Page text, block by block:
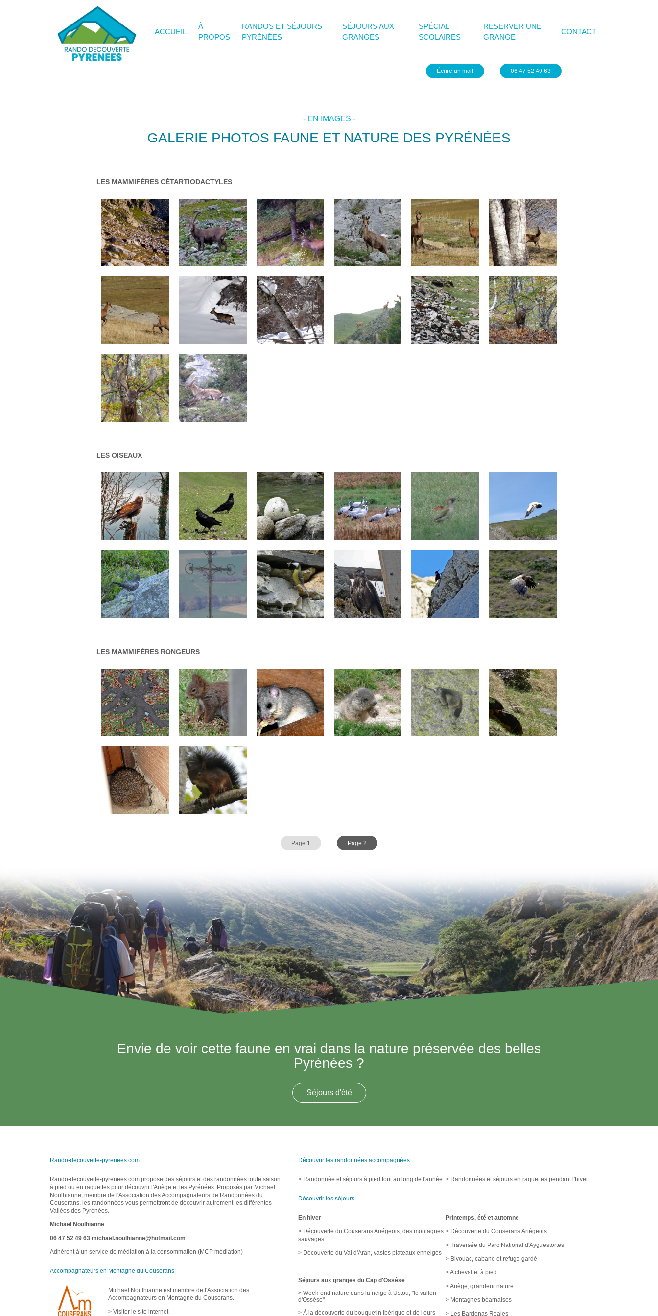
ACCUEIL
À
PROPOS
RANDOS ET SÉJOURS
PYRÉNÉES
SÉJOURS AUX
GRANGES
SPÉCIAL
SCOLAIRES
RESERVER UNE
GRANGE
CONTACT
Écrire un mail 06 47 52 49 63
- EN IMAGES -
GALERIE PHOTOS FAUNE ET NATURE DES PYRÉNÉES
LES MAMMIFÈRES CÉTARTIODACTYLES
LES OISEAUX
LES MAMMIFÈRES RONGEURS
Page 1 Page 2
Envie de voir cette faune en vrai dans la nature préservée des belles
Pyrénées ?
Séjours d'été
Rando-decouverte-pyrenees.com
Rando-decouverte-pyrenees.com propose des séjours et des randonnées toute saison
à pied ou en raquettes pour découvrir l'Ariège et les Pyrénées. Proposés par Michael
Noulhianne, membre de l'Association des Accompagnateurs de Randonnées du
Couserans, les randonnées vous permettront de découvrir autrement les différentes
Vallées des Pyrénées.
Michael Noulhianne
06 47 52 49 63 michael.noulhianne@hotmail.com
Adhérent à un service de médiation à la consommation (MCP médiation)
Accompagnateurs en Montagne du Couserans
Michael Noulhianne est membre de l'Association des
Accompagnateurs en Montagne du Couserans.
> Visiter le site internet
Découvrir les randonnées accompagnées
> Randonnée et séjours à pied tout au long de l'année > Randonnées et séjours en raquettes pendant l'hiver
Découvrir les séjours
En hiver
> Découverte du Couserans Ariégeois, des montagnes
sauvages
> Découverte du Val d'Aran, vastes plateaux enneigés
Séjours aux granges du Cap d'Ossèse
> Week-end nature dans la neige à Ustou, "le vallon
d'Ossèse"
> À la découverte du bouquetin ibérique et de l'ours
Printemps, été et automne
> Découverte du Couserans Ariégeois
> Traversée du Parc National d'Ayguestortes
> Bivouac, cabane et refuge gardé
> A cheval et à pied
> Ariège, grandeur nature
> Montagnes béarnaises
> Les Bardenas Reales